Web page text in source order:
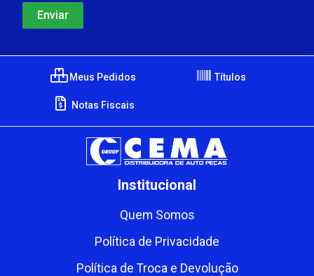
Meus Pedidos Títulos
Notas Fiscais
Institucional
Quem Somos
Política de Privacidade
Política de Troca e Devolução